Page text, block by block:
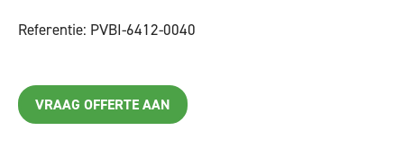
Referentie: PVBI-6412-0040
VRAAG OFFERTE AAN